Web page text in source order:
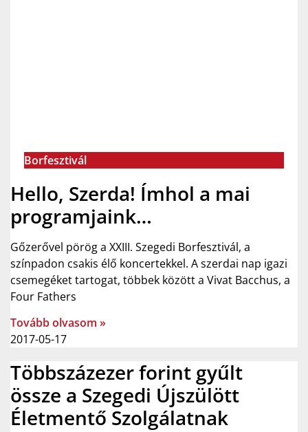
Borfesztivál
Hello, Szerda! Ímhol a mai
programjaink…
Gőzerővel pörög a XXIII. Szegedi Borfesztivál, a
színpadon csakis élő koncertekkel. A szerdai nap igazi
csemegéket tartogat, többek között a Vivat Bacchus, a
Four Fathers
Tovább olvasom »
2017-05-17
Többszázezer forint gyűlt
össze a Szegedi Újszülött
Életmentő Szolgálatnak